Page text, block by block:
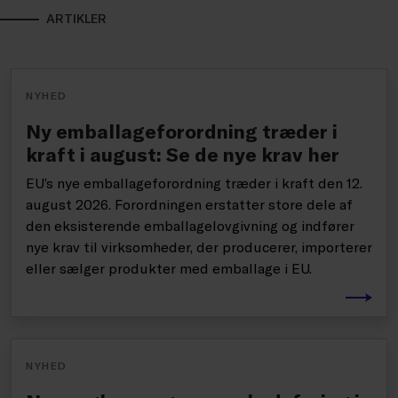
ARTIKLER
NYHED
Ny emballageforordning træder i
kraft i august: Se de nye krav her
EU’s nye emballageforordning træder i kraft den 12.
august 2026. Forordningen erstatter store dele af
den eksisterende emballagelovgivning og indfører
nye krav til virksomheder, der producerer, importerer
eller sælger produkter med emballage i EU.
NYHED